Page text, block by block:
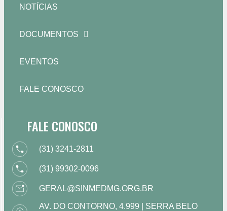
NOTÍCIAS
DOCUMENTOS
EVENTOS
FALE CONOSCO
FALE CONOSCO
(31) 3241-2811
(31) 99302-0096
GERAL@SINMEDMG.ORG.BR
AV. DO CONTORNO, 4.999 | SERRA BELO